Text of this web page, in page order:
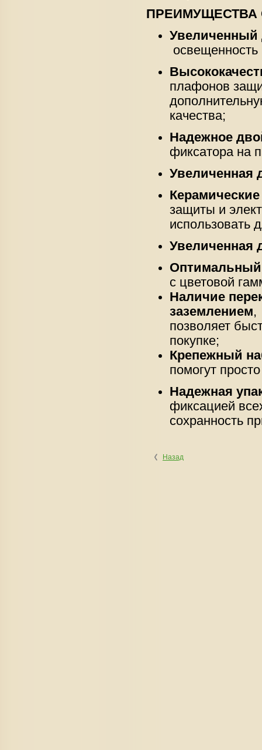
ПРЕИМУЩЕСТВА
Увеличенный
плафонов
качества;
Надежное
фиксатора на
Увеличенная
защиты и
использовать
Увеличенная
Оптимальный
с цветовой
Наличие
заземлением,
позволяет
покупке;
Крепежный
помогут
Надежная
фиксацией
сохранность
Назад